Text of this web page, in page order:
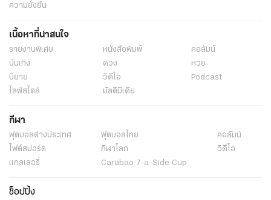
ความยั่งยืน
เนื้อหาที่น่าสนใจ
รายงานพิเศษ หนังสือพิมพ์
คอลัมน์
บันเทิง
ดวง
หวย
นิยาย
วิดีโอ
Podcast
ไลฟ์สไตล์
มัลติมีเดีย
กีฬา
ฟุตบอลต่่างประเทศ ฟุตบอลไทย
คอลัมน์
ไฟต์สปอร์ต
กีฬาโลก
วิดีโอ
แกลเลอรี่
Carabao 7-a-Side Cup
ช็อปปิ้ง